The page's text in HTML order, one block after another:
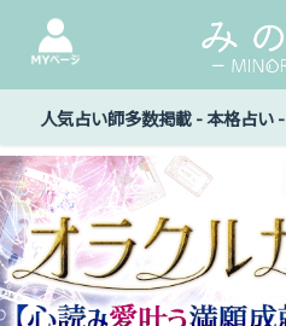
人気占い師多数掲載 - 本格占い -